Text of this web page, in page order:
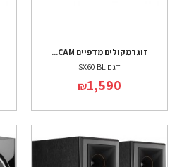
זוג רמקולים מדפיים CAM...
דגם SX60 BL
₪1,590